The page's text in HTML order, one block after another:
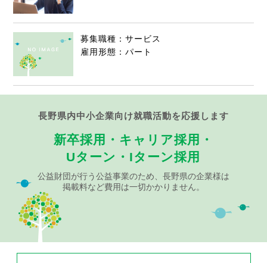
募集職種：サービス
雇用形態：パート
長野県内中小企業向け就職活動を応援します
新卒採用・キャリア採用・
Uターン・Iターン採用
公益財団が行う公益事業のため、長野県の企業様は
掲載料など費用は一切かかりません。